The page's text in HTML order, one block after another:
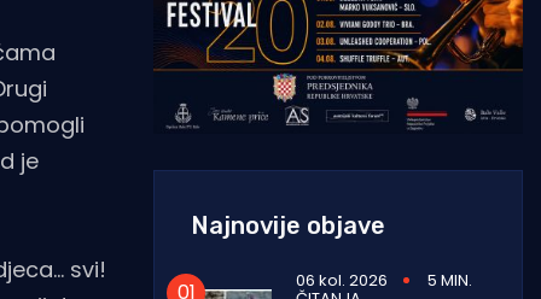
je
svi!
Najnovije objave
06 kol. 2026 5 MIN.